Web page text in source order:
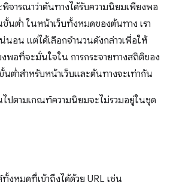
จารณาว่าต้นทางได้รับความนิยมเพียงพอ
นต่ำ ในหน้าเว็บทั้งหมดของต้นทาง เรา
นอน แต่ได้เลือกจำนวนดังกล่าวเพื่อให้
งพอที่จะมั่นใจใน การกระจายทางสถิติของ
นต่ำสำหรับหน้าเว็บและต้นทางจะเท่ากัน
ปตามเกณฑ์ความนิยมจะไม่รวมอยู่ในชุด
งหมดที่เข้าถึงได้ด้วย URL เช่น